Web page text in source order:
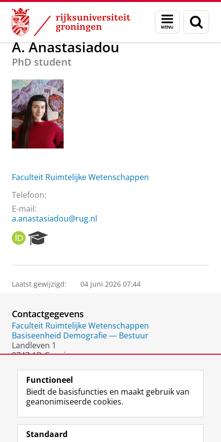
Skip
Content
Skip
Navigation
Menu
en
zoeken
Over ons A. Anastasiadou
A. Anastasiadou
PhD student
Faculteit Ruimtelijke Wetenschappen
Telefoon:
E-mail:
a.anastasiadou@rug.nl
O
R
I
e
r
P
o
r
t
a
Laatst gewijzigd: 04 juni 2026 07:44
Contactgegevens
Faculteit Ruimtelijke Wetenschappen
Basiseenheid Demografie — Bestuur
Landleven 1
9747 AD Groningen
Volg de RUG
F
a
L
i
R
S
I
n
Y
o
Functioneel
Biedt de basisfuncties en maakt gebruik van
geanonimiseerde cookies.
Standaard